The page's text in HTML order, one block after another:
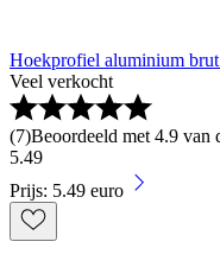
Hoekprofiel aluminium
Veel verkocht
(7)Beoordeeld met 4.9 van
5.49
Prijs: 5.49 euro